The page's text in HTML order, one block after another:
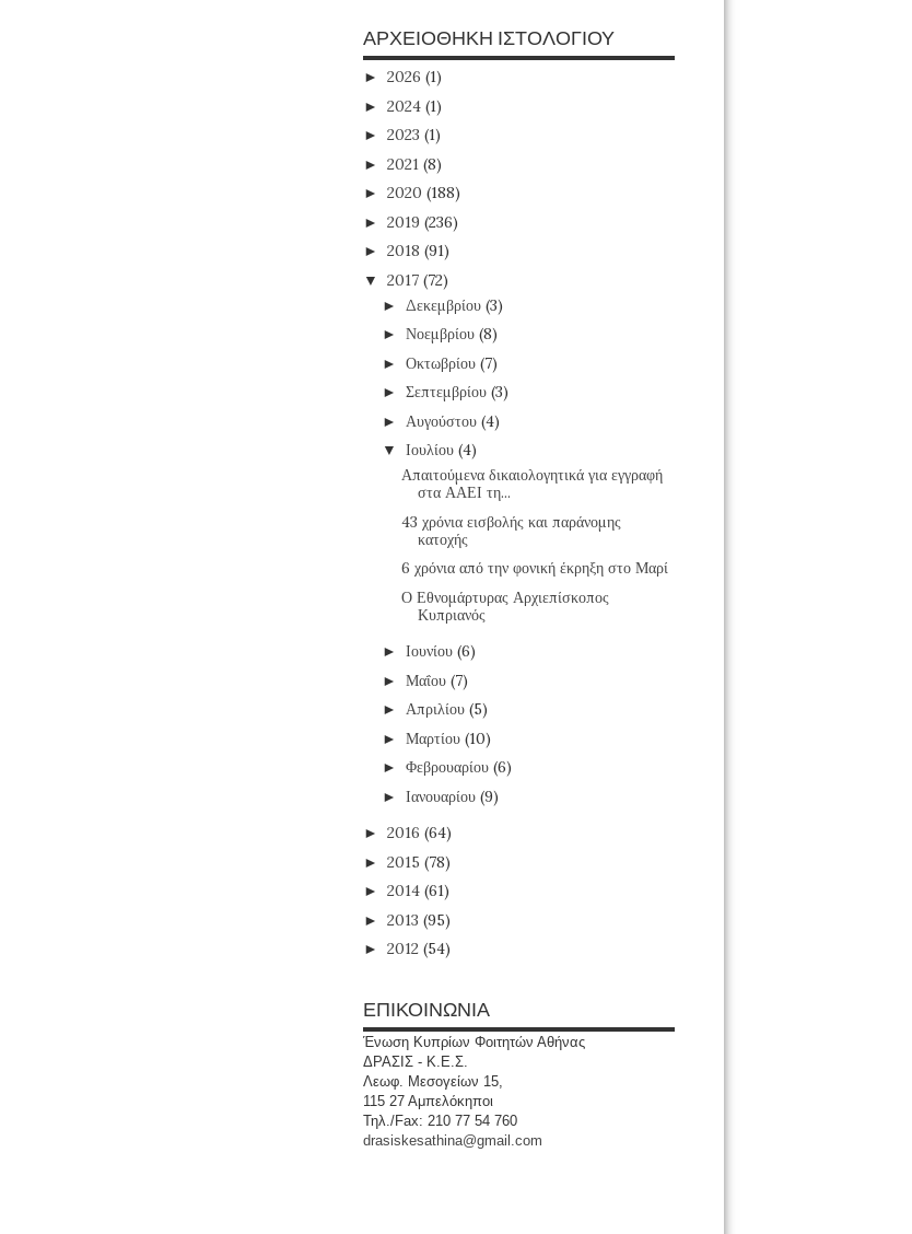
ΑΡΧΕΙΟΘΗΚΗ ΙΣΤΟΛΟΓΙΟΥ
► 2026 (1)
► 2024 (1)
► 2023 (1)
► 2021 (8)
► 2020 (188)
► 2019 (236)
► 2018 (91)
▼ 2017 (72)
► Δεκεμβρίου (3)
► Νοεμβρίου (8)
► Οκτωβρίου (7)
► Σεπτεμβρίου (3)
► Αυγούστου (4)
▼ Ιουλίου (4)
Απαιτούμενα δικαιολογητικά για εγγραφή
στα ΑΑΕΙ τη...
43 χρόνια εισβολής και παράνομης
κατοχής
6 χρόνια από την φονική έκρηξη στο Μαρί
Ο Εθνομάρτυρας Αρχιεπίσκοπος
Κυπριανός
► Ιουνίου (6)
► Μαΐου (7)
► Απριλίου (5)
► Μαρτίου (10)
► Φεβρουαρίου (6)
► Ιανουαρίου (9)
► 2016 (64)
► 2015 (78)
► 2014 (61)
► 2013 (95)
► 2012 (54)
ΕΠΙΚΟΙΝΩΝΙΑ
Ένωση Κυπρίων Φοιτητών Αθήνας
ΔΡΑΣΙΣ - Κ.Ε.Σ.
Λεωφ. Μεσογείων 15,
115 27 Αμπελόκηποι
Τηλ./Fax: 210 77 54 760
drasiskesathina@gmail.com